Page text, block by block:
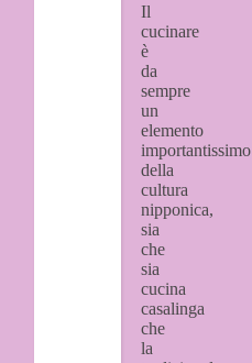
Il
cucinare
è
da
sempre
un
elemento
importantissimo
della
cultura
nipponica,
sia
che
sia
cucina
casalinga
che
la